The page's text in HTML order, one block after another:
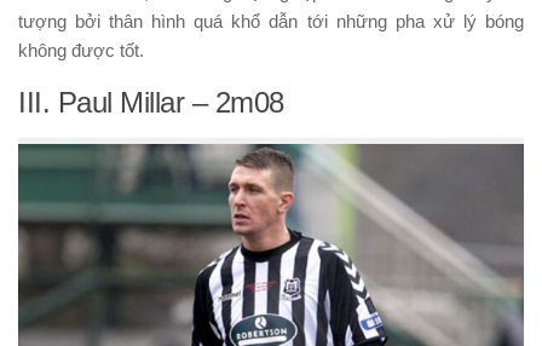
tượng bởi thân hình quá khổ dẫn tới những pha xử lý bóng
không được tốt.
III. Paul Millar – 2m08